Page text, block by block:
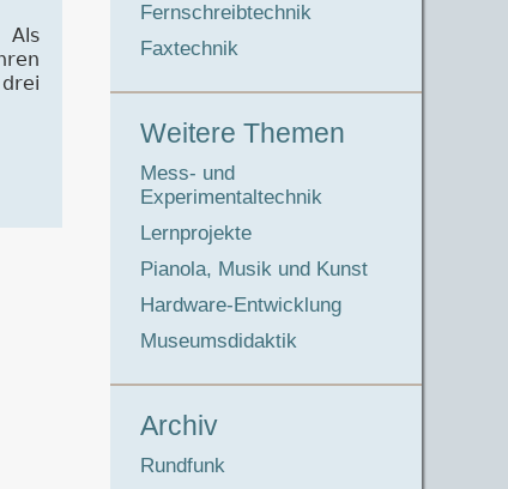
Als
Fernschreibtechnik
Faxtechnik
Weitere Themen
Mess- und
Experimentaltechnik
Lernprojekte
Pianola, Musik und Kunst
Hardware-Entwicklung
Museumsdidaktik
Archiv
Rundfunk